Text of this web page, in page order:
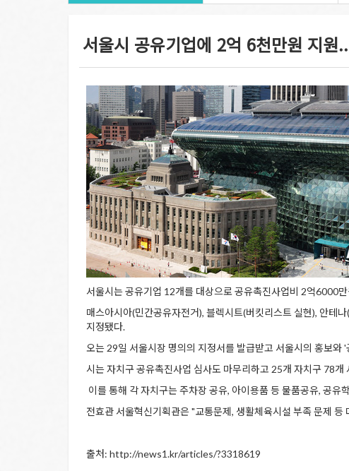
서울시 공유기업에 2억 6천만원 지
서울시는 공유기업 12개를 대상으로 공유촉진사업비 2억6000
매스아시아(민간공유자전거), 블렉시트(버킷리스트 실현), 안테
지정됐다.
오는 29일 서울시장 명의의 지정서를 발급받고 서울시의 홍보
시는 자치구 공유촉진사업 심사도 마무리하고 25개 자치구 78
이를 통해 각 자치구는 주차장 공유, 아이용품 등 물품공유, 공유
전효관 서울혁신기획관은 "교통문제, 생활체육시설 부족 문제
출처: http://news1.kr/articles/?3318619